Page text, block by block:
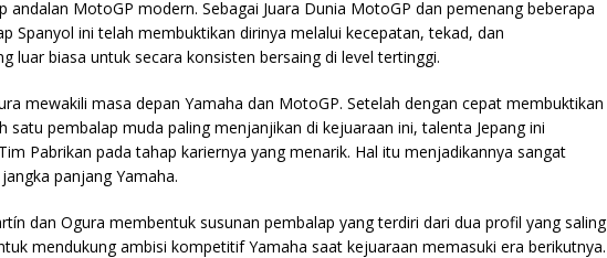
andalan MotoGP modern. Sebagai Juara Dunia MotoGP dan pemenang beberapa
Spanyol ini telah membuktikan dirinya melalui kecepatan, tekad, dan
luar biasa untuk secara konsisten bersaing di level tertinggi.
mewakili masa depan Yamaha dan MotoGP. Setelah dengan cepat membuktikan
satu pembalap muda paling menjanjikan di kejuaraan ini, talenta Jepang ini
Pabrikan pada tahap kariernya yang menarik. Hal itu menjadikannya sangat
panjang Yamaha.
dan Ogura membentuk susunan pembalap yang terdiri dari dua profil yang saling
mendukung ambisi kompetitif Yamaha saat kejuaraan memasuki era berikutnya.